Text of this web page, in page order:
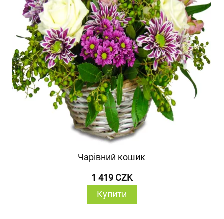
Чарівний кошик
1 419 CZK
Купити